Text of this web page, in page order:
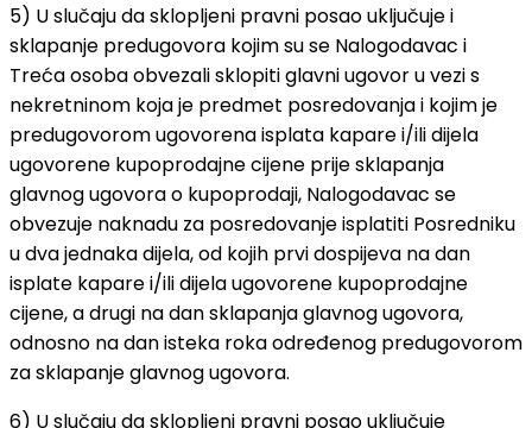
5) U slučaju da sklopljeni pravni posao uključuje i
sklapanje predugovora kojim su se Nalogodavac i
Treća osoba obvezali sklopiti glavni ugovor u vezi s
nekretninom koja je predmet posredovanja i kojim je
predugovorom ugovorena isplata kapare i/ili dijela
ugovorene kupoprodajne cijene prije sklapanja
glavnog ugovora o kupoprodaji, Nalogodavac se
obvezuje naknadu za posredovanje isplatiti Posredniku
u dva jednaka dijela, od kojih prvi dospijeva na dan
isplate kapare i/ili dijela ugovorene kupoprodajne
cijene, a drugi na dan sklapanja glavnog ugovora,
odnosno na dan isteka roka određenog predugovorom
za sklapanje glavnog ugovora.
6) U slučaju da sklopljeni pravni posao uključuje